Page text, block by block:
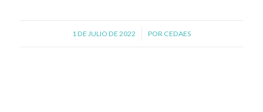
1 DE JULIO DE 2022
/ POR CEDAES